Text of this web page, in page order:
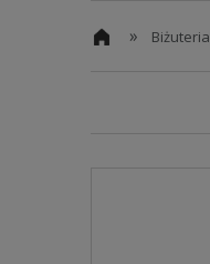
» Biżuteria